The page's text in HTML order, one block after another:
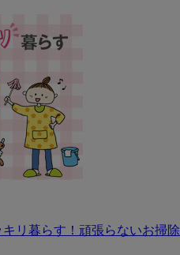
リ暮らす！頑張らないお掃除